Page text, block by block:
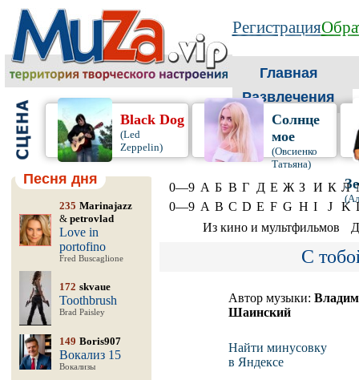
Регистрация
Главная
Развлечения
Black Dog
(Led
Zeppelin)
Солнце
мое
(Овсиенко
Татьяна)
Песня дня
235 Marinajazz
& petrovlad
Love in
portofino
Fred Buscaglione
172 skvaue
Toothbrush
Brad Paisley
149 Boris907
Вокализ 15
Вокализы
0—9 А Б В Г Д Е Ж З И К Л
0—9 A B C D E F G H I J K
Из кино и мультфильмов
С
Автор музыки:
Шаинский
Найти минусовку
в Яндексе